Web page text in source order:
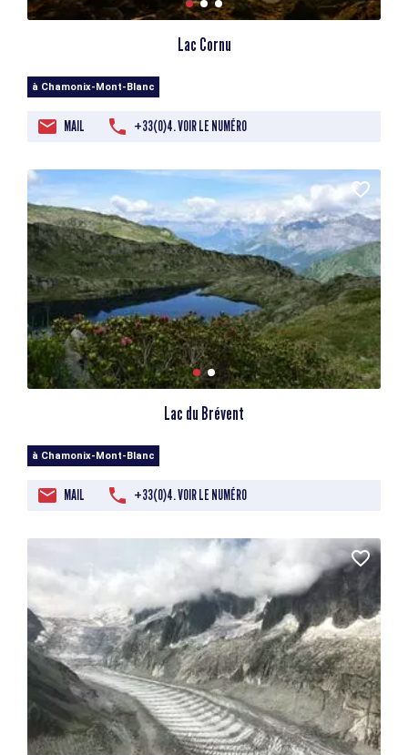
Lac Cornu
à Chamonix-Mont-Blanc
MAIL +33(0)4. VOIR LE NUMÉRO
Lac du Brévent
à Chamonix-Mont-Blanc
MAIL +33(0)4. VOIR LE NUMÉRO